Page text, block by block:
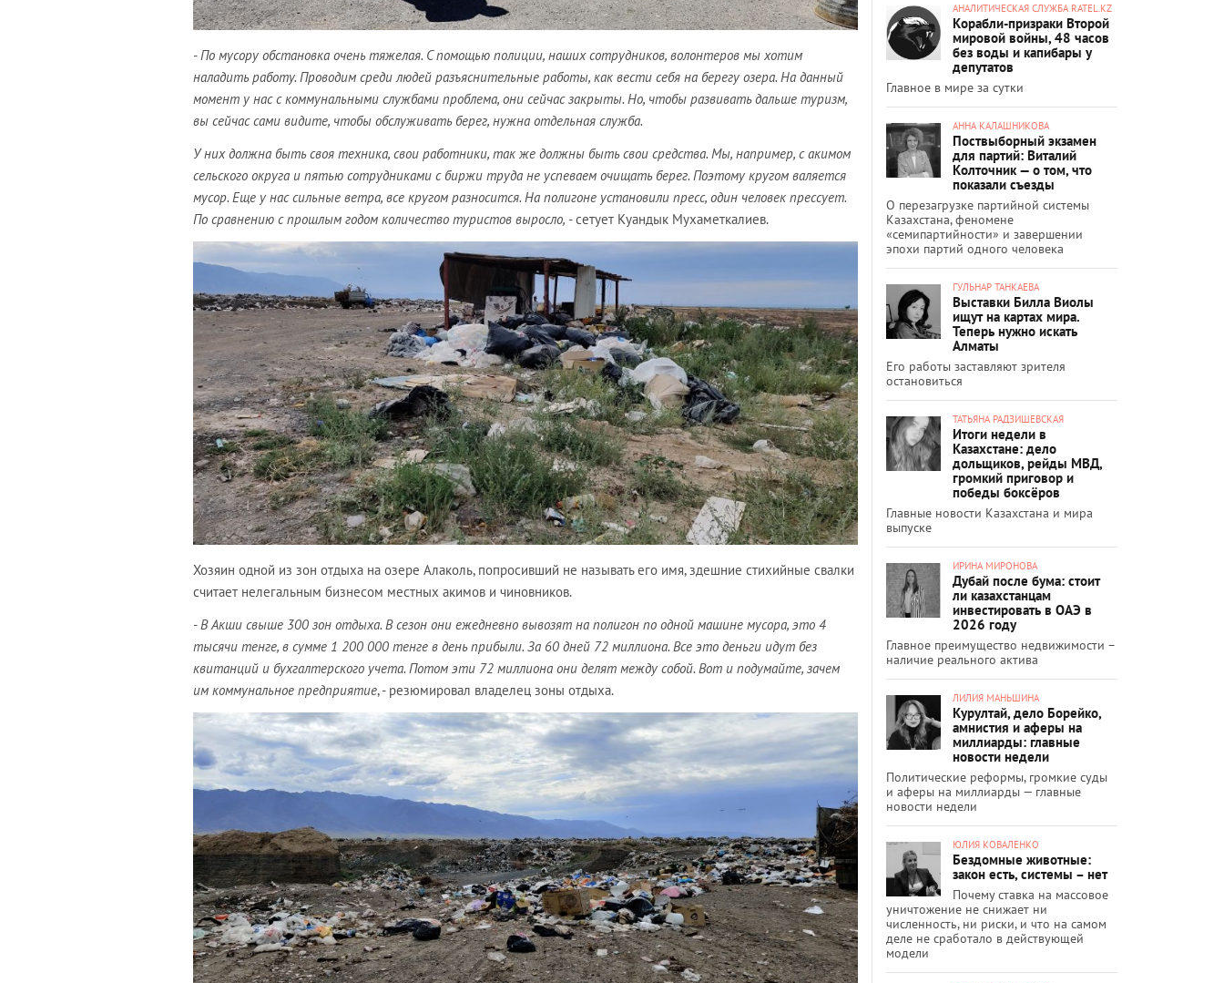
- По мусору обстановка очень тяжелая. С помощью полиции, наших сотрудников, волонтеров мы хотим
наладить работу. Проводим среди людей разъяснительные работы, как вести себя на берегу озера. На данный
момент у нас с коммунальными службами проблема, они сейчас закрыты. Но, чтобы развивать дальше туризм,
вы сейчас сами видите, чтобы обслуживать берег, нужна отдельная служба.
У них должна быть своя техника, свои работники, так же должны быть свои средства. Мы, например, с акимом
сельского округа и пятью сотрудниками с биржи труда не успеваем очищать берег. Поэтому кругом валяется
мусор. Еще у нас сильные ветра, все кругом разносится. На полигоне установили пресс, один человек прессует.
По сравнению с прошлым годом количество туристов выросло, - сетует Куандык Мухаметкалиев.
Хозяин одной из зон отдыха на озере Алаколь, попросивший не называть его имя, здешние стихийные свалки
считает нелегальным бизнесом местных акимов и чиновников.
- В Акши свыше 300 зон отдыха. В сезон они ежедневно вывозят на полигон по одной машине мусора, это 4
тысячи тенге, в сумме 1 200 000 тенге в день прибыли. За 60 дней 72 миллиона. Все это деньги идут без
квитанций и бухгалтерского учета. Потом эти 72 миллиона они делят между собой. Вот и подумайте, зачем
им коммунальное предприятие, - резюмировал владелец зоны отдыха.
АНАЛИТИЧЕСКАЯ СЛУЖБА RATEL.KZ
Корабли-призраки Второй
мировой войны, 48 часов
без воды и капибары у
депутатов
Главное в мире за сутки
АННА КАЛАШНИКОВА
Поствыборный экзамен
для партий: Виталий
Колточник — о том, что
показали съезды
О перезагрузке партийной системы
Казахстана, феномене
«семипартийности» и завершении
эпохи партий одного человека
ГУЛЬНАР ТАНКАЕВА
Выставки Билла Виолы
ищут на картах мира.
Теперь нужно искать
Алматы
Его работы заставляют зрителя
остановиться
ТАТЬЯНА РАДЗИШЕВСКАЯ
Итоги недели в
Казахстане: дело
дольщиков, рейды МВД,
громкий приговор и
победы боксёров
Главные новости Казахстана и мира
выпуске
ИРИНА МИРОНОВА
Дубай после бума: стоит
ли казахстанцам
инвестировать в ОАЭ в
2026 году
Главное преимущество недвижимости –
наличие реального актива
ЛИЛИЯ МАНЬШИНА
Курултай, дело Борейко,
амнистия и аферы на
миллиарды: главные
новости недели
Политические реформы, громкие суды
и аферы на миллиарды — главные
новости недели
ЮЛИЯ КОВАЛЕНКО
Бездомные животные:
закон есть, системы – нет
Почему ставка на массовое
уничтожение не снижает ни
численность, ни риски, и что на самом
деле не сработало в действующей
модели